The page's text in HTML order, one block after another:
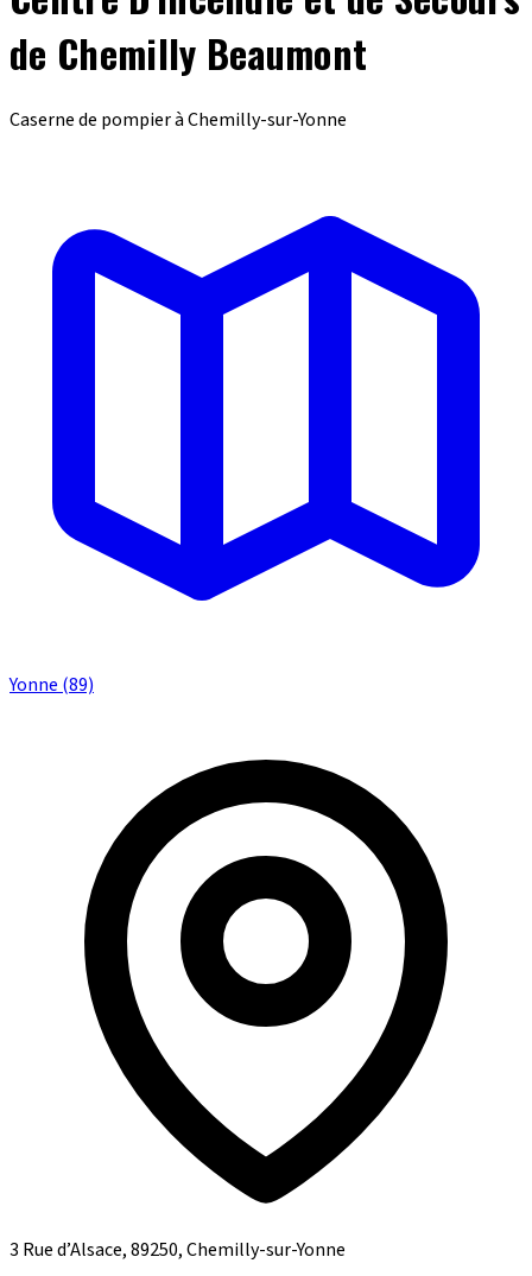
de Chemilly Beaumont
Caserne de pompier à Chemilly-sur-Yonne
Yonne (89)
3 Rue d’Alsace, 89250, Chemilly-sur-Yonne